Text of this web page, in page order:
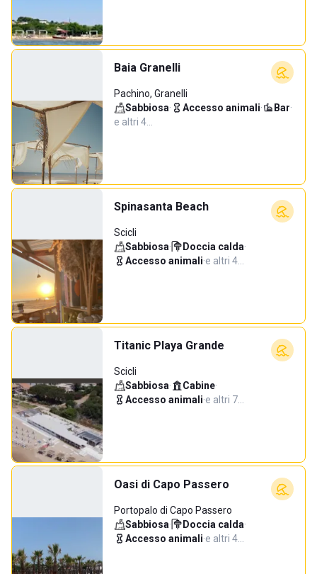
Baia Granelli
Pachino, Granelli
Sabbiosa· Accesso animali· Bar·
e altri 4…
Spinasanta Beach
Scicli
Sabbiosa· Doccia calda·
Accesso animali·e altri 4…
Titanic Playa Grande
Scicli
Sabbiosa· Cabine·
Accesso animali·e altri 7…
Oasi di Capo Passero
Portopalo di Capo Passero
Sabbiosa· Doccia calda·
Accesso animali·e altri 4…